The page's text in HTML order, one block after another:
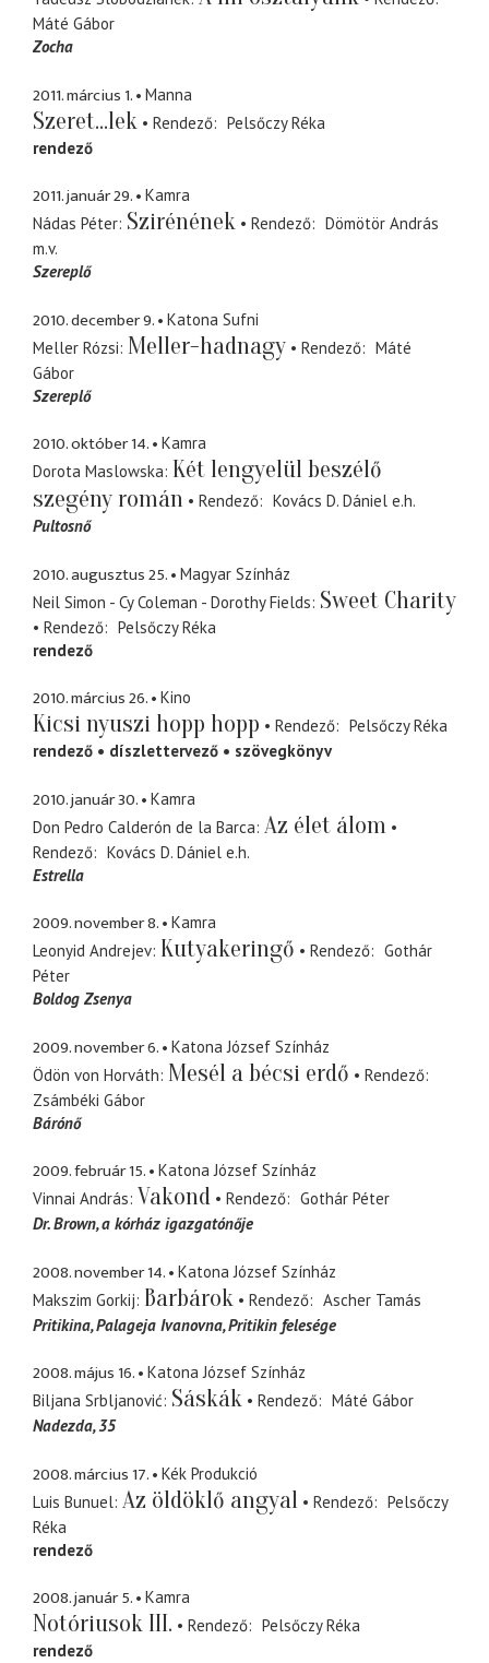
Máté Gábor
Zocha
2011. március 1. Manna
Szeret...lek Rendező
Pelsőczy Réka
rendező
2011. január 29.
Kamra
Nádas Péter Szirénének Rendező
Dömötör András
m.v.
Szereplő
2010. december 9.
Katona Sufni
Meller Rózsi Meller-hadnagy Rendező
Máté
Gábor
Szereplő
2010. október 14.
Kamra
Dorota Maslowska Két lengyelül beszélő
szegény román
Rendező Kovács D. Dániel e.h.
Pultosnő
2010. augusztus 25.
Magyar Színház
Neil Simon - Cy Coleman - Dorothy Fields Sweet Charity
Rendező
Pelsőczy Réka
rendező
2010. március 26. Kino
Kicsi nyuszi hopp hopp Rendező
Pelsőczy Réka
rendező
díszlettervező szövegkönyv
2010. január 30.
Kamra
Don Pedro Calderón de la Barca Az élet álom
Rendező Kovács D. Dániel e.h.
Estrella
2009. november 8.
Kamra
Leonyid Andrejev Kutyakeringő Rendező
Gothár
Péter
Boldog Zsenya
2009. november 6.
Katona József Színház
Ödön von Horváth Mesél a bécsi erdő
Rendező
Zsámbéki Gábor
Bárónő
2009. február 15.
Katona József Színház
Vinnai András Vakond Rendező
Gothár Péter
Dr. Brown a kórház igazgatónője
2008. november 14.
Katona József Színház
Makszim Gorkij Barbárok Rendező
Ascher Tamás
Pritikina, Palageja Ivanovna Pritikin felesége
2008. május 16.
Katona József Színház
Biljana Srbljanović Sáskák Rendező
Máté Gábor
Nadezda, 35
2008. március 17.
Kék Produkció
Luis Bunuel Az öldöklő angyal Rendező
Pelsőczy
Réka
rendező
2008. január 5. Kamra
Notóriusok III. Rendező
Pelsőczy Réka
rendező